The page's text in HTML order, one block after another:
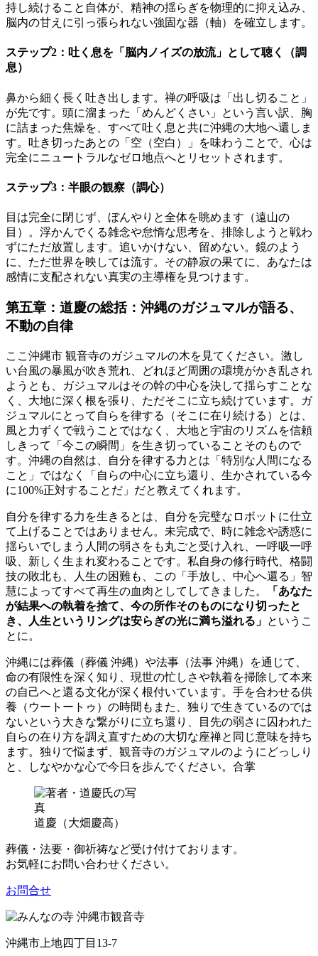
持し続けること自体が、精神の揺らぎを物理的に抑え込み、
脳内の甘えに引っ張られない強固な器（軸）を確立します。
ステップ2：吐く息を「脳内ノイズの放流」として聴く（調
息）
鼻から細く長く吐き出します。禅の呼吸は「出し切ること」
が先です。頭に溜まった「めんどくさい」という言い訳、胸
に詰まった焦燥を、すべて吐く息と共に沖縄の大地へ還しま
す。吐き切ったあとの「空（空白）」を味わうことで、心は
完全にニュートラルなゼロ地点へとリセットされます。
ステップ3：半眼の観察（調心）
目は完全に閉じず、ぼんやりと全体を眺めます（遠山の
目）。浮かんでくる雑念や怠惰な思考を、排除しようと戦わ
ずにただ放置します。追いかけない、留めない。鏡のよう
に、ただ世界を映しては流す。その静寂の果てに、あなたは
感情に支配されない真実の主導権を見つけます。
第五章：道慶の総括：沖縄のガジュマルが語る、
不動の自律
ここ沖縄市 観音寺のガジュマルの木を見てください。激し
い台風の暴風が吹き荒れ、どれほど周囲の環境がかき乱され
ようとも、ガジュマルはその幹の中心を決して揺らすことな
く、大地に深く根を張り、ただそこに立ち続けています。ガ
ジュマルにとって自らを律する（そこに在り続ける）とは、
風と力ずくで戦うことではなく、大地と宇宙のリズムを信頼
しきって「今この瞬間」を生き切っていることそのもので
す。沖縄の自然は、自分を律する力とは「特別な人間になる
こと」ではなく「自らの中心に立ち還り、生かされている今
に100%正対することだ」だと教えてくれます。
自分を律する力を生きるとは、自分を完璧なロボットに仕立
て上げることではありません。未完成で、時に雑念や誘惑に
揺らいでしまう人間の弱さをも丸ごと受け入れ、一呼吸一呼
吸、新しく生まれ変わることです。私自身の修行時代、格闘
技の敗北も、人生の困難も、この「手放し、中心へ還る」智
慧によってすべて再生の血肉としてしてきました。
「あなた
が結果への執着を捨て、今の所作そのものになり切ったと
き、人生というリングは安らぎの光に満ち溢れる」 というこ
とに。
沖縄には葬儀（葬儀 沖縄）や法事（法事 沖縄）を通じて、
命の有限性を深く知り、現世の忙しさや執着を掃除して本来
の自己へと還る文化が深く根付いています。手を合わせる供
養（ウートートゥ）の時間もまた、独りで生きているのでは
ないという大きな繋がりに立ち還り、目先の弱さに囚われた
自らの在り方を調え直すための大切な座禅と同じ意味を持ち
ます。独りで悩まず、観音寺のガジュマルのようにどっしり
と、しなやかな心で今日を歩んでください。合掌
道慶（大畑慶高）
葬儀・法要・御祈祷など受け付けております。
お気軽にお問い合わせください。
お問合せ
沖縄市上地四丁目13-7